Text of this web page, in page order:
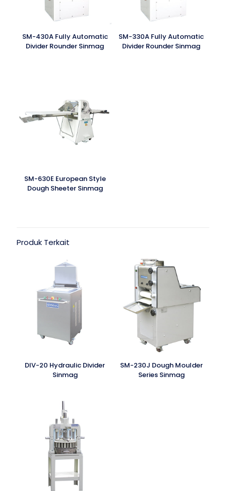
SM-430A Fully Automatic
Divider Rounder Sinmag
SM-330A Fully Automatic
Divider Rounder Sinmag
SM-630E European Style
Dough Sheeter Sinmag
Produk Terkait
DIV-20 Hydraulic Divider
Sinmag
SM-230J Dough Moulder
Series Sinmag